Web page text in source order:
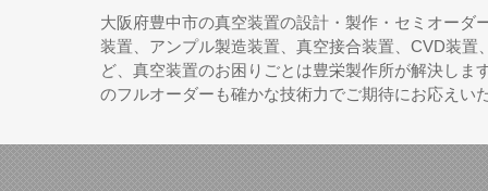
大阪府豊中市の真空装置の設計・製作・セミオー
装置、アンプル製造装置、真空接合装置、CVD装
ど、真空装置のお困りごとは豊栄製作所が解決し
のフルオーダーも確かな技術力でご期待にお応え